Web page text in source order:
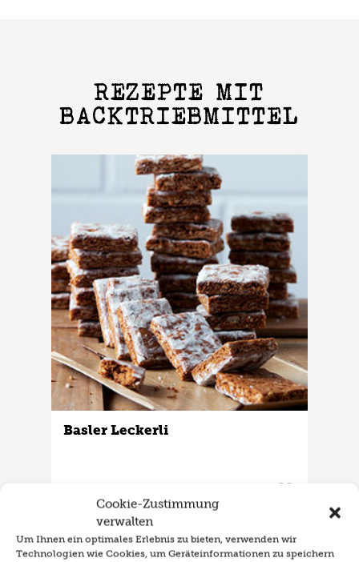
Cookie-Zustimmung
verwalten
Um Ihnen ein optimales Erlebnis zu bieten, verwenden wir
Technologien wie Cookies, um Geräteinformationen zu speichern
REZEPTE MIT
BACKTRIEBMITTEL
Basler Leckerli